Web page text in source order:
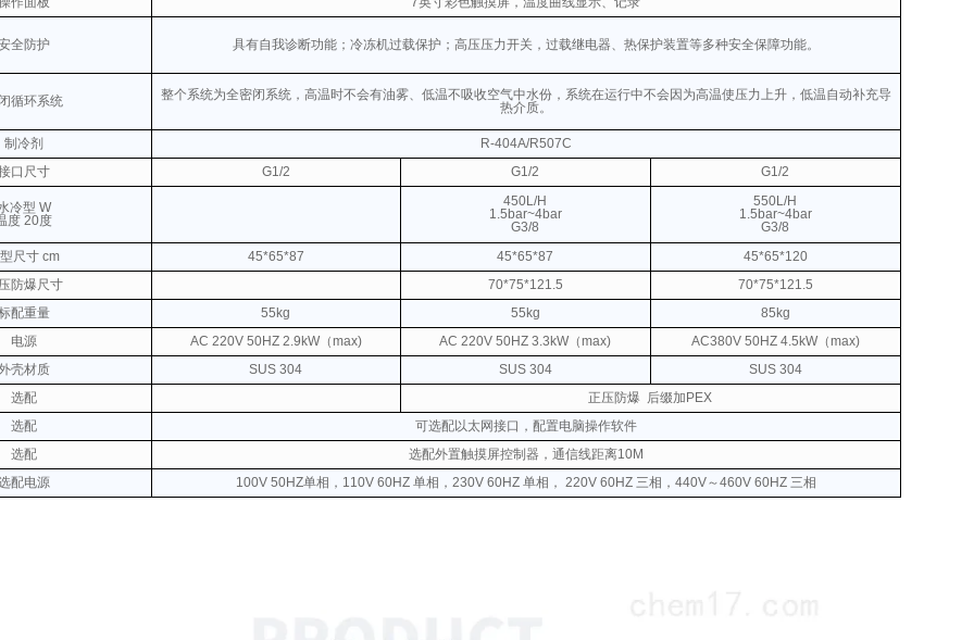
全防护 具有自我诊断功能；冷冻机过载保护；高压压力开关，过载继电器、热保护装置等多种安全保障功能。
循环系统
整个系统为全密闭系统，高温时不会有油雾、低温不吸收空气中水份，系统在运行中不会因为高温使压力上升，低温自动补充导
热介质。
制冷剂
R-404A/R507C
口尺寸
G1/2 G1/2 G1/2
冷型 W
度 20度
450L/H
1.5bar~4bar
G3/8
550L/H
1.5bar~4bar
G3/8
尺寸 cm
45*65*87 45*65*87
45*65*120
防爆尺寸
70*75*121.5
70*75*121.5
配重量
55kg 55kg
85kg
电源
AC 220V 50HZ 2.9kW（max) AC 220V 50HZ 3.3kW（max) AC380V 50HZ 4.5kW（max)
壳材质
SUS 304 SUS 304
SUS 304
选配
正压防爆 后缀加PEX
选配
可选配以太网接口，配置电脑操作软件
选配
选配外置触摸屏控制器，通信线距离10M
配电源
100V 50HZ单相，110V 60HZ 单相，230V 60HZ 单相， 220V 60HZ 三相，440V～460V 60HZ 三相